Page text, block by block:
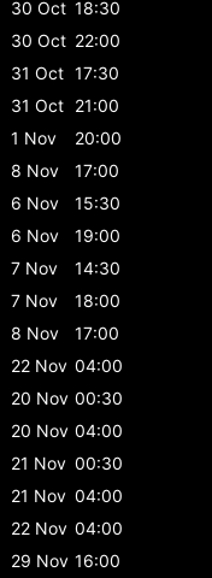
30 Oct 18:30
30 Oct 22:00
31 Oct 17:30
31 Oct 21:00
1 Nov
20:00
8 Nov
17:00
6 Nov
15:30
6 Nov
19:00
7 Nov
14:30
7 Nov
18:00
8 Nov
17:00
22 Nov 04:00
20 Nov 00:30
20 Nov 04:00
21 Nov 00:30
21 Nov 04:00
22 Nov 04:00
29 Nov 16:00